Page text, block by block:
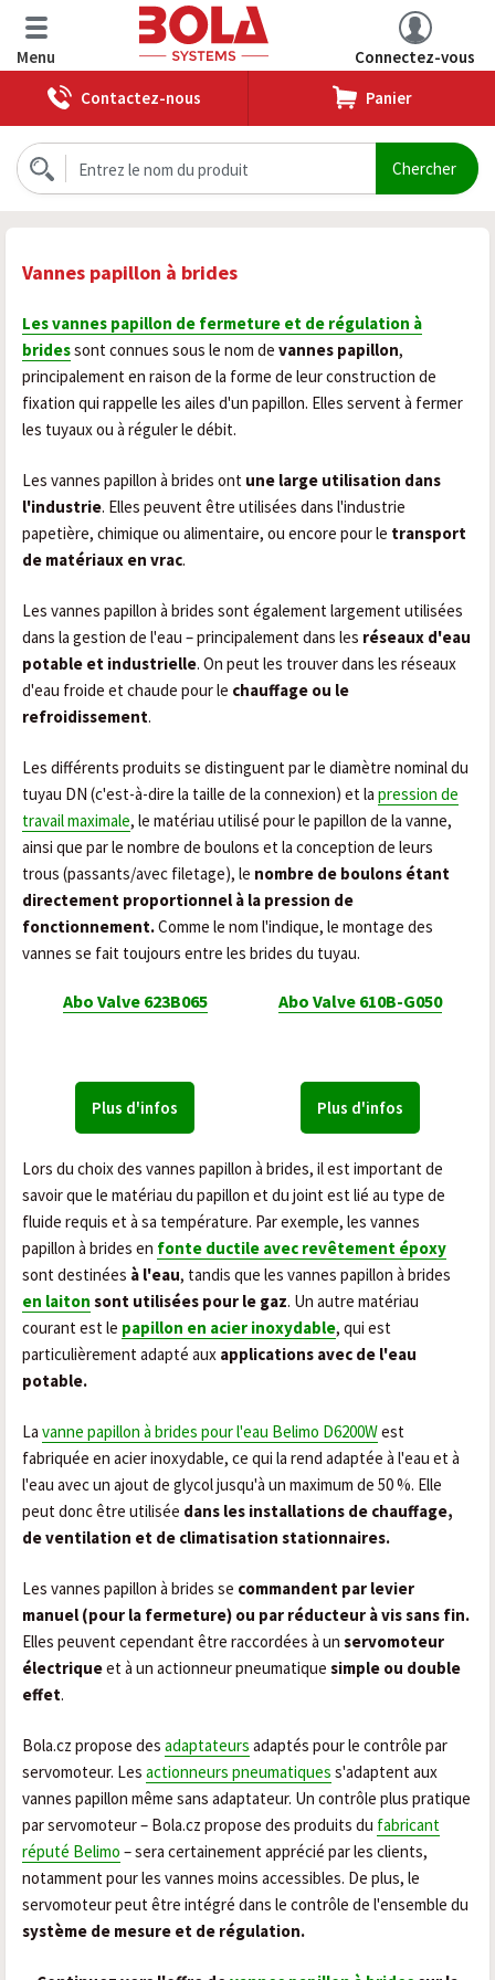
Menu
Connectez-vous
Contactez-nous
Panier
Vannes papillon à brides
Les vannes papillon de fermeture et de régulation à
bridessont connues sous le nom de vannes papillon,
principalement en raison de la forme de leur construction de
fixation qui rappelle les ailes d'un papillon. Elles servent à fermer
les tuyaux ou à réguler le débit.
Les vannes papillon à brides ont une large utilisation dans
l'industrie. Elles peuvent être utilisées dans l'industrie
papetière, chimique ou alimentaire, ou encore pour le transport
de matériaux en vrac.
Les vannes papillon à brides sont également largement utilisées
dans la gestion de l'eau – principalement dans les réseaux d'eau
potable et industrielle. On peut les trouver dans les réseaux
d'eau froide et chaude pour le chauffage ou le
refroidissement.
Les différents produits se distinguent par le diamètre nominal du
tuyau DN (c'est-à-dire la taille de la connexion) et la pression de
travail maximale, le matériau utilisé pour le papillon de la vanne,
ainsi que par le nombre de boulons et la conception de leurs
trous (passants/avec filetage), le nombre de boulons étant
directement proportionnel à la pression de
fonctionnement.Comme le nom l'indique, le montage des
vannes se fait toujours entre les brides du tuyau.
Abo Valve 623B065
Plus d'infos
Abo Valve 610B-G050
Plus d'infos
Lors du choix des vannes papillon à brides, il est important de
savoir que le matériau du papillon et du joint est lié au type de
fluide requis et à sa température. Par exemple, les vannes
papillon à brides en fonte ductile avec revêtement époxy
sont destinées à l'eau, tandis que les vannes papillon à brides
en laiton sont utilisées pour le gaz. Un autre matériau
courant est le papillon en acier inoxydable, qui est
particulièrement adapté aux applications avec de l'eau
potable.
La vanne papillon à brides pour l'eau Belimo D6200West
fabriquée en acier inoxydable, ce qui la rend adaptée à l'eau et à
l'eau avec un ajout de glycol jusqu'à un maximum de 50 %. Elle
peut donc être utilisée dans les installations de chauffage,
de ventilation et de climatisation stationnaires.
Les vannes papillon à brides se commandent par levier
manuel (pour la fermeture) ou par réducteur à vis sans fin.
Elles peuvent cependant être raccordées à un servomoteur
électriqueet à un actionneur pneumatique simple ou double
effet.
Bola.cz propose des adaptateurs adaptés pour le contrôle par
servomoteur. Les actionneurs pneumatiques s'adaptent aux
vannes papillon même sans adaptateur. Un contrôle plus pratique
par servomoteur – Bola.cz propose des produits du fabricant
réputé Belimo – sera certainement apprécié par les clients,
notamment pour les vannes moins accessibles. De plus, le
servomoteur peut être intégré dans le contrôle de l'ensemble du
système de mesure et de régulation.